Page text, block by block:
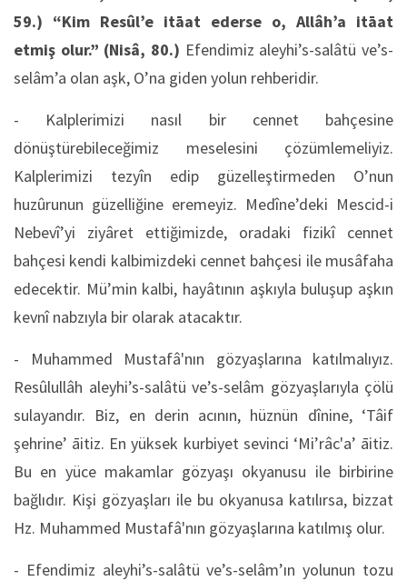
59.) “Kim Resûl’e itāat ederse o, Allâh’a itāat
etmiş olur.” (Nisâ, 80.) Efendimiz aleyhi’s-salâtü ve’s-
selâm’a olan aşk, O’na giden yolun rehberidir.
- Kalplerimizi nasıl bir cennet bahçesine
dönüştürebileceğimiz meselesini çözümlemeliyiz.
Kalplerimizi tezyîn edip güzelleştirmeden O’nun
huzûrunun güzelliğine eremeyiz. Medîne’deki Mescid-i
Nebevî’yi ziyâret ettiğimizde, oradaki fizikî cennet
bahçesi kendi kalbimizdeki cennet bahçesi ile musâfaha
edecektir. Mü’min kalbi, hayâtının aşkıyla buluşup aşkın
kevnî nabzıyla bir olarak atacaktır.
- Muhammed Mustafâ'nın gözyaşlarına katılmalıyız.
Resûlullâh aleyhi’s-salâtü ve’s-selâm gözyaşlarıyla çölü
sulayandır. Biz, en derin acının, hüznün dînine, ‘Tâif
şehrine’ āitiz. En yüksek kurbiyet sevinci ‘Mi’râc'a’ āitiz.
Bu en yüce makamlar gözyaşı okyanusu ile birbirine
bağlıdır. Kişi gözyaşları ile bu okyanusa katılırsa, bizzat
Hz. Muhammed Mustafâ'nın gözyaşlarına katılmış olur.
- Efendimiz aleyhi’s-salâtü ve’s-selâm’ın yolunun tozu